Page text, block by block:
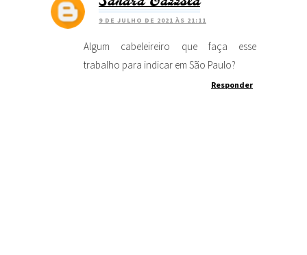
9 DE JULHO DE 2021 ÀS 21:11
Algum cabeleireiro que faça esse
trabalho para indicar em São Paulo?
Responder